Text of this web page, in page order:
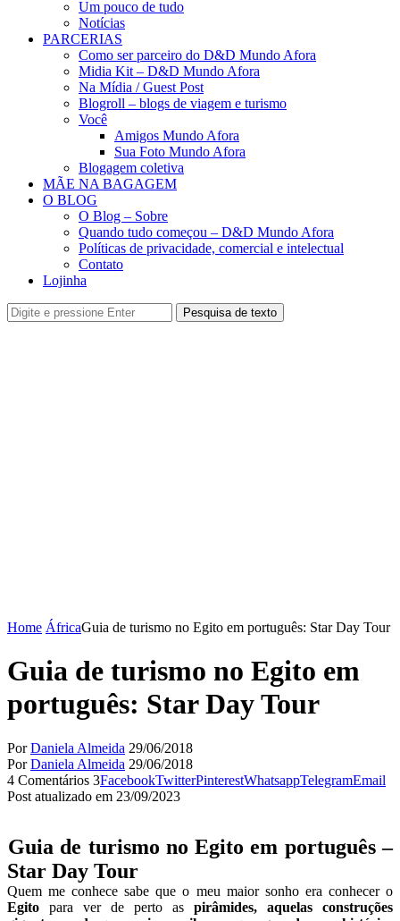
Um pouco de tudo
Notícias
PARCERIAS
Como ser parceiro do D&D Mundo Afora
Midia Kit – D&D Mundo Afora
Na Mídia / Guest Post
Blogroll – blogs de viagem e turismo
Você
Amigos Mundo Afora
Sua Foto Mundo Afora
Blogagem coletiva
MÃE NA BAGAGEM
O BLOG
O Blog – Sobre
Quando tudo começou – D&D Mundo Afora
Políticas de privacidade, comercial e intelectual
Contato
Lojinha
Pesquisa de texto
Home ÁfricaGuia de turismo no Egito em português: Star Day Tour
Guia de turismo no Egito em
português: Star Day Tour
PorDaniela Almeida 29/06/2018
PorDaniela Almeida 29/06/2018
4 Comentários 3FacebookTwitterPinterestWhatsappTelegramEmail
Post atualizado em 23/09/2023
Guia de turismo no Egito em português –
Star Day Tour
Quem me conhece sabe que o meu maior sonho era conhecer o
Egito para ver de perto as pirâmides, aquelas construções